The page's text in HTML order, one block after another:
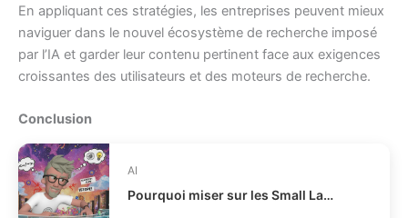
En appliquant ces stratégies, les entreprises peuvent mieux
naviguer dans le nouvel écosystème de recherche imposé
par l’IA et garder leur contenu pertinent face aux exigences
croissantes des utilisateurs et des moteurs de recherche.
Conclusion
AI
Pourquoi miser sur les Small Language Models ?